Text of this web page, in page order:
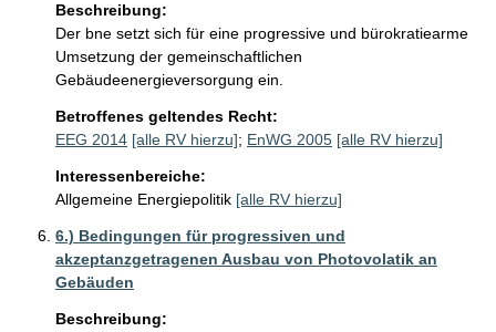
Beschreibung:
Der bne setzt sich für eine progressive und bürokratiearme
Umsetzung der gemeinschaftlichen
Gebäudeenergieversorgung ein.
Betroffenes geltendes Recht:
EEG 2014 [alle RV hierzu]; EnWG 2005 [alle RV hierzu]
Interessenbereiche:
Allgemeine Energiepolitik [alle RV hierzu]
6.) Bedingungen für progressiven und
akzeptanzgetragenen Ausbau von Photovolatik an
Gebäuden
Beschreibung: